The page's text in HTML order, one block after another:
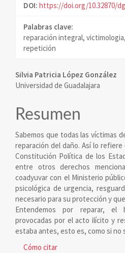
DOI: https://doi.org/10.32870/
Palabras clave:
reparación integral,
repetición
Contenido
del
artículo
Silvia Patricia López González
Universidad de Guadalajara
Resumen
Sabemos que todas las víctimas
reparación del daño. Así lo
Constitución Política de los
entre otros derechos
coadyuvar con el Ministerio
psicológica de urgencia,
necesario para su protección y
Entendemos por reparar, el
provocadas por el acto ilícito y
estaba antes, esto es, como si no
Detalles
Cómo citar